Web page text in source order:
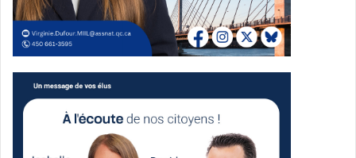
Plusieurs jeunes enthousiastes avant le début du
spectacle Crédit Photo Clicalpic
du parc, emblème de la
fierté québécoise.
Un père de famille a, d’ailleurs, félicité la « très bonne
organisation » de l’événement et